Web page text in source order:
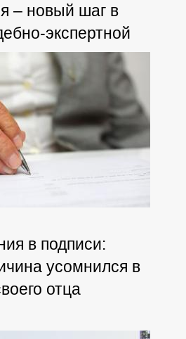
– новый шаг в
экспертной
в подписи:
усомнился в
отца